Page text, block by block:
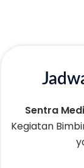
Sentra
Kegiatan